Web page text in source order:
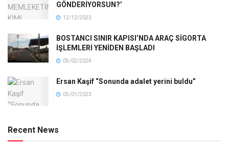
GÖNDERİYORSUN?’
12/12/2023
BOSTANCI SINIR KAPISI’NDA ARAÇ SİGORTA
İŞLEMLERİ YENİDEN BAŞLADI
05/02/2024
Ersan Kaşif “Sonunda adalet yerini buldu”
05/01/2023
Recent News